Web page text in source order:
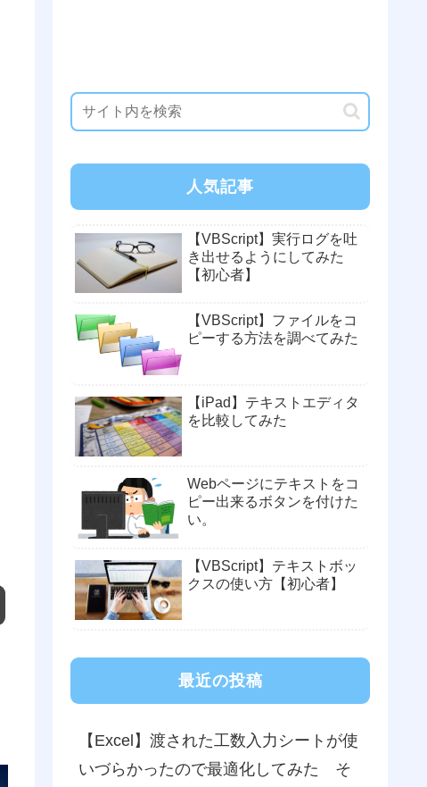
人気記事
【VBScript】実行ログを吐
き出せるようにしてみた
【初心者】
【VBScript】ファイルをコ
ピーする方法を調べてみた
【iPad】テキストエディタ
を比較してみた
Webページにテキストをコ
ピー出来るボタンを付けた
い。
【VBScript】テキストボッ
クスの使い方【初心者】
最近の投稿
【Excel】渡された工数入力シートが使
いづらかったので最適化してみた そ